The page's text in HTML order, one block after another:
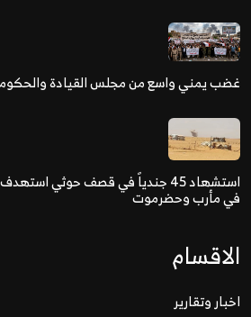
غضب يمني واسع من مجلس القيادة
استشهاد 45 جندياً في قصف حوثي
في مأرب وحضرموت
الاقسام
اخبار وتقارير